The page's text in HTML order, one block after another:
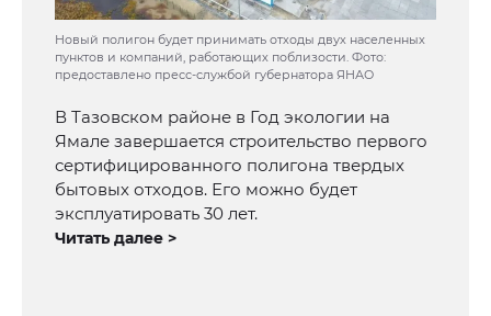
Новый полигон будет принимать отходы двух населенных
пунктов и компаний, работающих поблизости. Фото:
предоставлено пресс-службой губернатора ЯНАО
В Тазовском районе в Год экологии на
Ямале завершается строительство первого
сертифицированного полигона твердых
бытовых отходов. Его можно будет
эксплуатировать 30 лет.
Читать далее >